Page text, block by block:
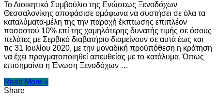
Έκπτωση
στους
Σέρβους
υπηκόους
Το Διοικητικό Συμβούλιο της Ενώσεως Ξενοδόχων
Θεσσαλονίκης αποφάσισε ομόφωνα να συστήσει σε όλα τα
καταλύματα-μέλη της την παροχή έκπτωσης επιπλέον
ποσοστού 10% επί της χαμηλότερης δυνατής τιμής σε όσους
πελάτες με Σερβικό διαβατήριο διαμείνουν σε αυτά έως και
τις 31 Ιουλίου 2020, με την μοναδική προϋπόθεση η κράτηση
να έχει πραγματοποιηθεί απευθείας με το κατάλυμα. Όπως
επισημαίνει η Ένωση Ξενοδόχων …
Read More »
Share